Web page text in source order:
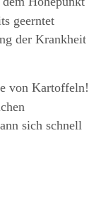
geerntet
der Krankheit
von Kartoffeln!
sich schnell